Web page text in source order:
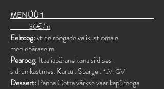
MENÜÜ 1
36€/in
Eelroog:vt eelroogade valikust omale
meelepäraseim
Pearoog: Itaaliapärane kana siidises
sidrunikastmes. Kartul. Spargel.*LV, GV
Dessert: Panna Cotta värkse vaarikapüreega